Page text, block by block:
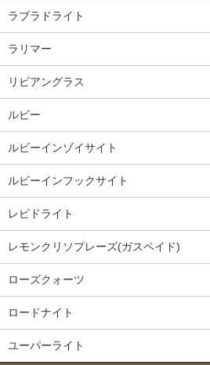
ラブラドライト
ラリマー
リビアングラス
ルビー
ルビーインゾイサイト
ルビーインフックサイト
レピドライト
レモンクリソプレーズ(ガスペイド)
ローズクォーツ
ロードナイト
ユーパーライト